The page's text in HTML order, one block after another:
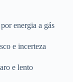
energia a gás
e incerteza
e lento